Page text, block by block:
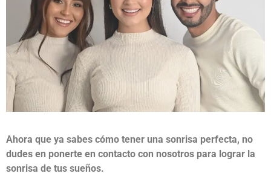
Ahora que ya sabes cómo tener una sonrisa perfecta, no
dudes en ponerte en contacto con nosotros para lograr la
sonrisa de tus sueños.